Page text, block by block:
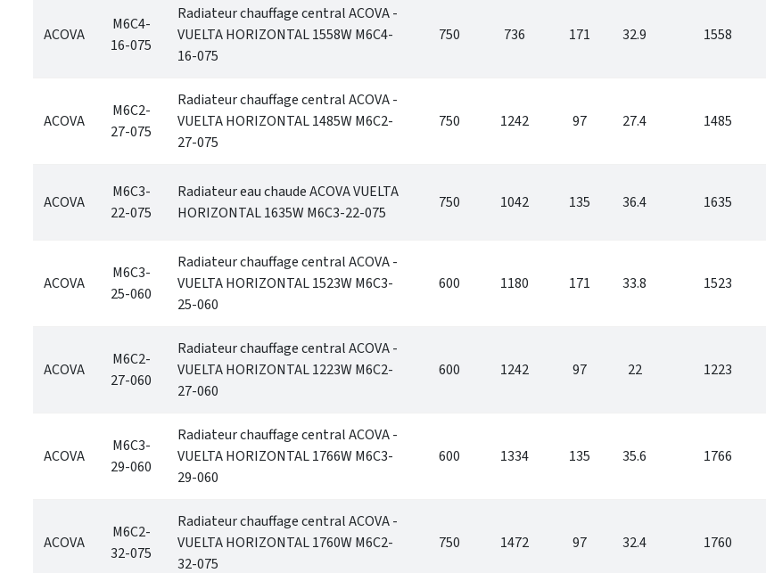
ACOVA
M6C4-
16-075
Radiateur chauffage central ACOVA -
VUELTA HORIZONTAL 1558W M6C4-
16-075
750 736 171 32.9 1558
ACOVA
M6C2-
27-075
Radiateur chauffage central ACOVA -
VUELTA HORIZONTAL 1485W M6C2-
27-075
750 1242 97 27.4 1485
ACOVA
M6C3-
22-075
Radiateur eau chaude ACOVA VUELTA
HORIZONTAL 1635W M6C3-22-075
750 1042 135 36.4 1635
ACOVA
M6C3-
25-060
Radiateur chauffage central ACOVA -
VUELTA HORIZONTAL 1523W M6C3-
25-060
600 1180 171 33.8 1523
ACOVA
M6C2-
27-060
Radiateur chauffage central ACOVA -
VUELTA HORIZONTAL 1223W M6C2-
27-060
600 1242 97 22 1223
ACOVA
M6C3-
29-060
Radiateur chauffage central ACOVA -
VUELTA HORIZONTAL 1766W M6C3-
29-060
600 1334 135 35.6 1766
ACOVA
M6C2-
32-075
Radiateur chauffage central ACOVA -
VUELTA HORIZONTAL 1760W M6C2-
32-075
750 1472 97 32.4 1760